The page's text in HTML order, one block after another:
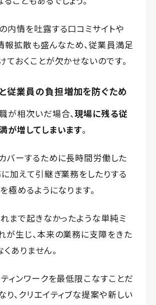
内情を吐露する口コミサイトや
報拡散も盛んなため、従業員満足
おくことが欠かせないのです。
従業員の負担増加を防ぐため
が相次いだ場合、現場に残る従
が増してしまいます。
バーするために長時間労働した
に加えて引継ぎ業務をしたりする
極めるようになります。
まで起きなかったような単純ミ
が生じ、本来の業務に支障をきた
ありません。
ィンワークを最低限こなすことだ
り、クリエイティブな提案や新しい